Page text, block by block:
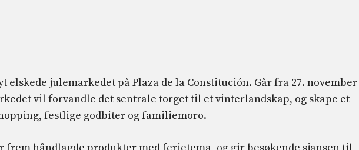
elskede julemarkedet på Plaza de la Constitución. Går fra 27. november
vil forvandle det sentrale torget til et vinterlandskap, og skape et
festlige godbiter og familiemoro.